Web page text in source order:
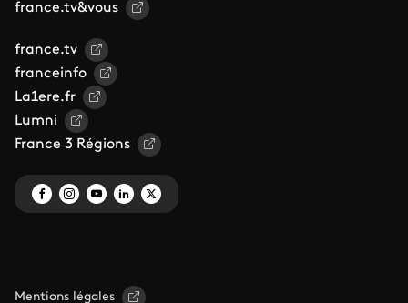
france.tv&vous
france.tv
franceinfo
La1ere.fr
Lumni
France 3 Régions
Mentions légales